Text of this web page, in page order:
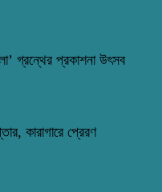
গ্রন্থের প্রকাশনা উৎসব
কারাগারে প্রেরণ